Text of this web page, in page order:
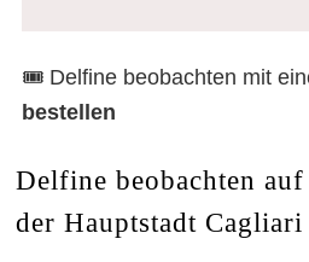
🎟️ Delfine beobachten mit
bestellen
Delfine beobachten
der Hauptstadt Cagliari